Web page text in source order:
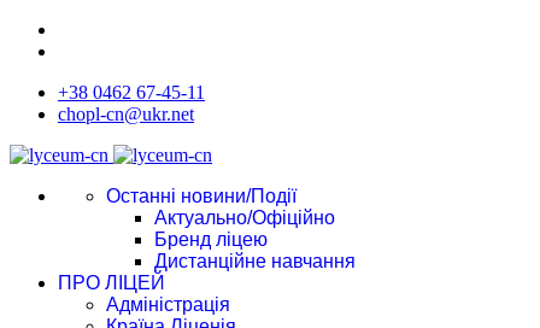
+38 0462 67-45-11
chopl-cn@ukr.net
Останні новини/Події
Актуально/Офіційно
Бренд ліцею
Дистанційне навчання
ПРО ЛІЦЕЙ
Адміністрація